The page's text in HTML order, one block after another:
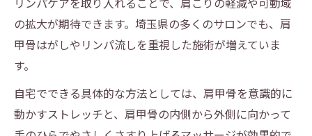
の拡大が期待できます。埼玉県の多くのサロンでも、肩
甲骨はがしやリンパ流しを重視した施術が増えていま
す。
自宅でできる具体的な方法としては、肩甲骨を意識的に
動かすストレッチと、肩甲骨の内側から外側に向かって